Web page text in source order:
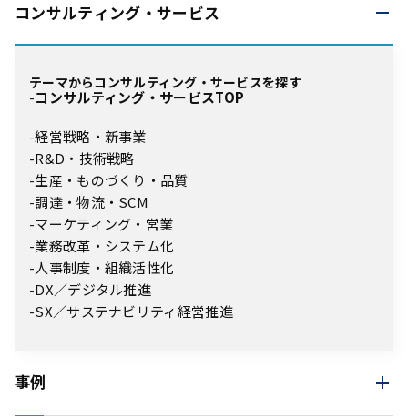
コンサルティング・ サービス
テーマからコンサルティング・サービスを探す
コンサルティング・サービスTOP
経営戦略・新事業
R&D・技術戦略
生産・ものづくり・品質
調達・物流・SCM
マーケティング・営業
業務改革・システム化
人事制度・組織活性化
DX／デジタル推進
SX／サステナビリティ経営推進
事例